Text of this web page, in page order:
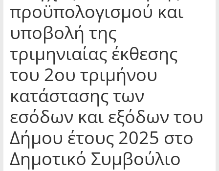
προϋπολογισμού και
υποβολή της
τριμηνιαίας έκθεσης
του 2ου τριμήνου
κατάστασης των
εσόδων και εξόδων του
Δήμου έτους 2025 στο
Δημοτικό Συμβούλιο